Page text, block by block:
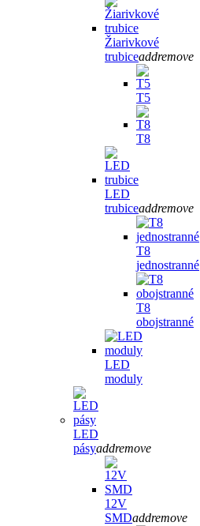
Žiarivkové
trubiceaddremove
T5
T8
LED
trubiceaddremove
T8
jednostranné
T8
obojstranné
LED
moduly
LED
pásyaddremove
12V
SMDaddremove